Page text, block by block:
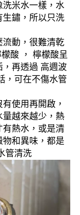
洗米水一樣，水
鏽，所以只洗
流動，很難清乾
酸 ， 檸檬酸呈
再透過 高週波
，可在不傷水管
使用再開啟，
越來越少，熱
有熱水，或是清
和異味，都是
管清洗